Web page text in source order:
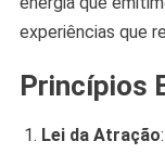
experiências que
Princípios
Lei da Atração